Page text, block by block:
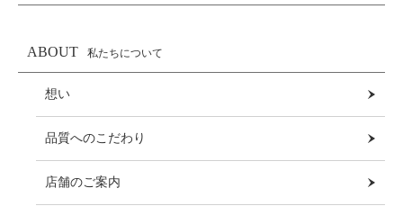
ABOUT 私たちについて
想い
品質へのこだわり
店舗のご案内